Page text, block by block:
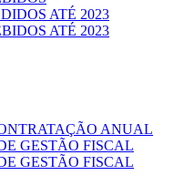
ATÉ 2023
ATÉ 2023
ANUAL
GESTÃO FISCAL
GESTÃO FISCAL